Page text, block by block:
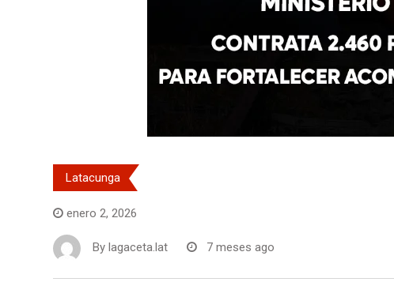
Latacunga
enero 2, 2026
By lagaceta.lat 7 meses ago